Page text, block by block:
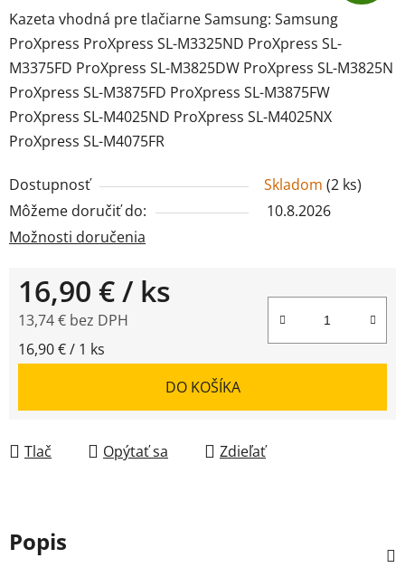
Kazeta vhodná pre tlačiarne Samsung: Samsung
ProXpress ProXpress SL-M3325ND ProXpress SL-
M3375FD ProXpress SL-M3825DW ProXpress SL-M3825N
ProXpress SL-M3875FD ProXpress SL-M3875FW
ProXpress SL-M4025ND ProXpress SL-M4025NX
ProXpress SL-M4075FR
Dostupnosť Skladom (2 ks)
Môžeme doručiť do:
10.8.2026
Možnosti doručenia
16,90 €/ ks
13,74 € bez DPH
Jednotková cena:
16,90 € / 1 ks
DO KOŠÍKA
Tlač Opýtať sa Zdieľať
Popis